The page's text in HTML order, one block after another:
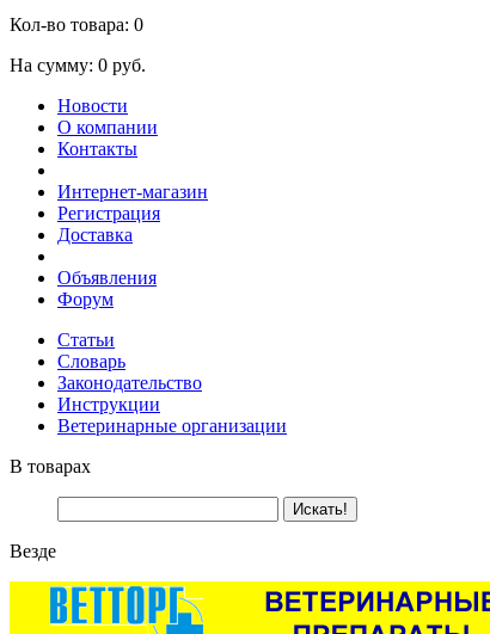
Кол-во товара: 0
На сумму: 0 руб.
Новости
О компании
Контакты
Интернет-магазин
Регистрация
Доставка
Объявления
Форум
Статьи
Словарь
Законодательство
Инструкции
Ветеринарные организации
В товарах
Везде